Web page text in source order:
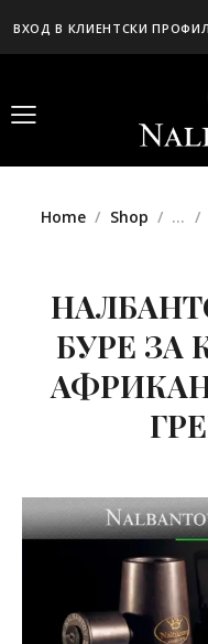
ВХОД В КЛИЕНТСКИ ПРОФИЛ
БУРЕ ЗА
Home Shop ...